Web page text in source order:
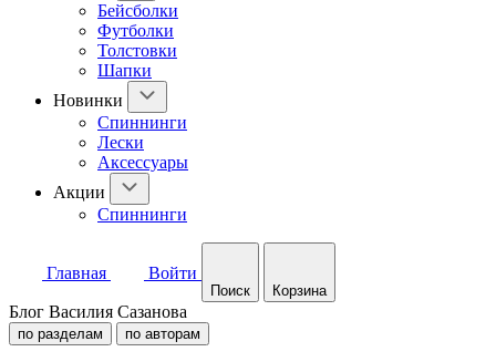
Бейсболки
Футболки
Толстовки
Шапки
Новинки
Спиннинги
Лески
Аксессуары
Акции
Спиннинги
Главная Войти
Поиск Корзина
Блог Василия Сазанова
по разделам по авторам